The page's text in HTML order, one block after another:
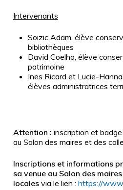
Intervenants
Soizic Adam, élève
bibliothèques
David Coelho, élève
patrimoine
Ines Ricard et Lucie-
élèves administratrices
Attention : inscription et
au Salon des maires et des
Inscriptions et informations
sa venue au Salon des
localesvia le lien : https://